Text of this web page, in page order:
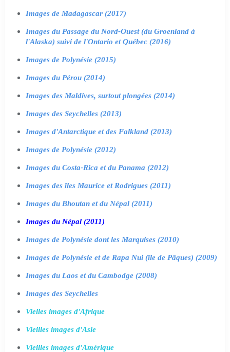
Images de Madagascar (2017)
Images du Passage du Nord-Ouest (du Groenland à
l'Alaska) suivi de l'Ontario et Québec (2016)
Images de Polynésie (2015)
Images du Pérou (2014)
Images des Maldives, surtout plongées (2014)
Images des Seychelles (2013)
Images d'Antarctique et des Falkland (2013)
Images de Polynésie (2012)
Images du Costa-Rica et du Panama (2012)
Images des îles Maurice et Rodrigues (2011)
Images du Bhoutan et du Népal (2011)
Images du Népal (2011)
Images de Polynésie dont les Marquises (2010)
Images de Polynésie et de Rapa Nui (île de Pâques) (2009)
Images du Laos et du Cambodge (2008)
Images des Seychelles
Vielles images d'Afrique
Vieilles images d'Asie
Vieilles images d'Amérique